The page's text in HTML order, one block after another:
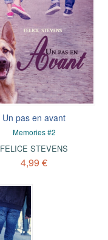
Un pas en avant
Memories #2
FELICE STEVENS
4,99 €